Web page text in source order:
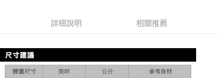
３．安心：先確認商品／服務後，再付款。
１．於結帳方式選擇「AFTEE先享後付」後，將跳轉至「AFTEE先享後付」
結帳頁面，進行簡訊認證並確認金額後，即可完成結帳。
２．訂單成立數日內，您將收到繳費通知簡訊。
３．收到繳費通知簡訊後14天內，點擊此簡訊中的連結，可透過四大超商／
付款後全家取貨
每筆NT$80，滿NT$1,200(含以上)免運費
詳細說明 相關推薦